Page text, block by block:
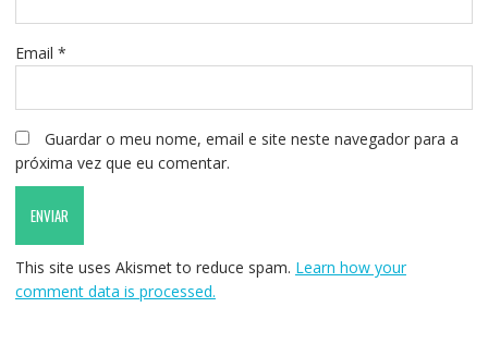
Email *
Guardar o meu nome, email e site neste navegador para a
próxima vez que eu comentar.
This site uses Akismet to reduce spam. Learn how your
comment data is processed.